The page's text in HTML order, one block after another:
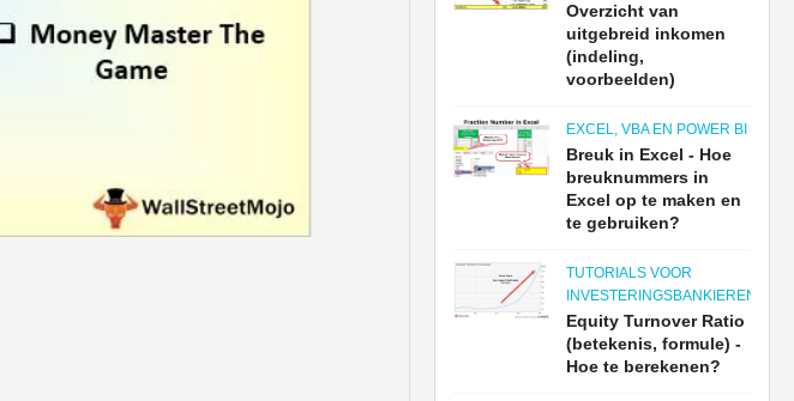
Overzicht van
uitgebreid inkomen
(indeling,
voorbeelden)
EXCEL, VBA EN POWER BI
Breuk in Excel - Hoe
breuknummers in
Excel op te maken en
te gebruiken?
TUTORIALS VOOR
INVESTERINGSBANKIEREN
Equity Turnover Ratio
(betekenis, formule) -
Hoe te berekenen?